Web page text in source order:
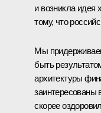
и возникла идея
тому, что
Мы
быть
архитектуры
заинтересованы
скорее